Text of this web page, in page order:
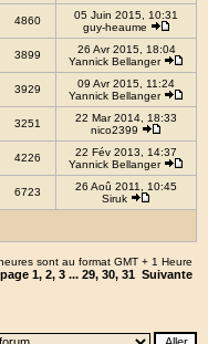
4860
05 Juin 2015, 10:31
guy-heaume
3899
26 Avr 2015, 18:04
Yannick Bellanger
3929
09 Avr 2015, 11:24
Yannick Bellanger
3251
22 Mar 2014, 18:33
nico2399
4226
22 Fév 2013, 14:37
Yannick Bellanger
6723
26 Aoû 2011, 10:45
Siruk
sont au format GMT + 1 Heure
1, 2, 3 ... 29, 30, 31 Suivante